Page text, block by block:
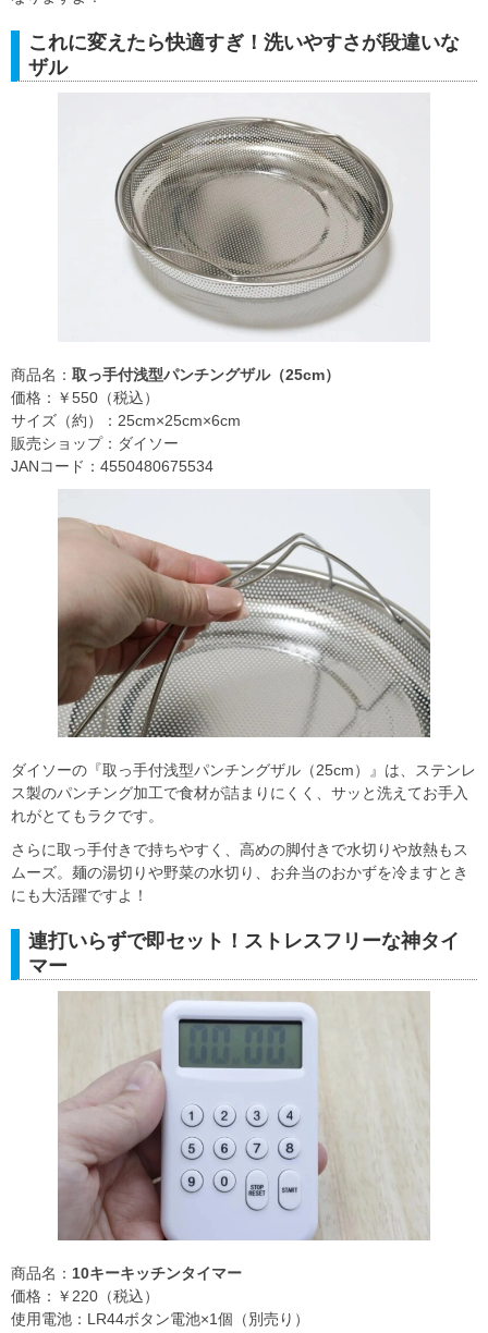
これに変えたら快適すぎ！洗いやすさが段違いな
ザル
商品名： 取っ手付浅型パンチングザル（25cm）
価格：￥550（税込）
サイズ（約）：25cm×25cm×6cm
販売ショップ：ダイソー
JANコード：4550480675534
ダイソーの『取っ手付浅型パンチングザル（25cm）』は、ステンレ
ス製のパンチング加工で食材が詰まりにくく、サッと洗えてお手入
れがとてもラクです。
さらに取っ手付きで持ちやすく、高めの脚付きで水切りや放熱もス
ムーズ。麺の湯切りや野菜の水切り、お弁当のおかずを冷ますとき
にも大活躍ですよ！
連打いらずで即セット！ストレスフリーな神タイ
マー
商品名： 10キーキッチンタイマー
価格：￥220（税込）
使用電池：LR44ボタン電池×1個（別売り）